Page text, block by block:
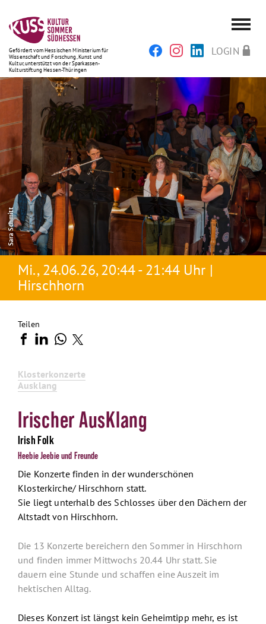
Gefördert vom Hessischen Ministerium für
Wissenschaft und Forschung, Kunst und
Kultur, unterstützt von der Sparkassen-
Kulturstiftung Hessen-Thüringen
LOGIN
Sara Schmitt
Mi., 24.06.26, 20:44 - 21:44 Uhr |
Hirschhorn
Teilen
Klosterkonzerte
Ausklang
Irischer AusKlang
Irish Folk
Heebie Jeebie und Freunde
Die Konzerte finden in der wunderschönen
Klosterkirche/ Hirschhorn statt.
Sie liegt unterhalb des Schlosses über den Dächern der
Altstadt von Hirschhorn.
Die 13 Konzerte bereichern den Sommer in Hirschhorn
und finden immer Mittwochs 20.44 Uhr statt. Sie
dauern eine Stunde und schaffen eine Auszeit im
hektischen Alltag.
Dieses Konzert ist längst kein Geheimtipp mehr, es ist